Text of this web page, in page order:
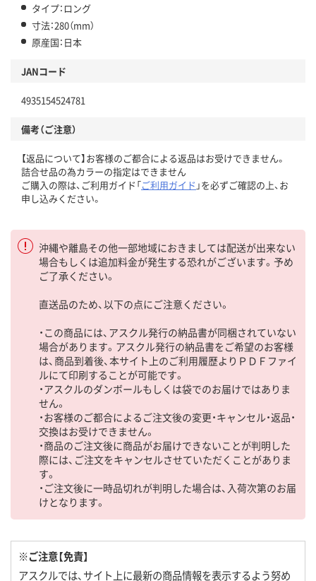
タイプ：ロング
寸法：280（mm）
原産国：日本
JANコード
4935154524781
備考（ご注意）
【返品について】お客様のご都合による返品はお受けできません。
詰合せ品の為カラーの指定はできません
ご購入の際は、ご利用ガイド「ご利用ガイド 」を必ずご確認の上、お
申し込みください。
沖縄や離島その他一部地域におきましては配送が出来ない
場合もしくは追加料金が発生する恐れがございます。予め
ご了承ください。
直送品のため、以下の点にご注意ください。
・この商品には、アスクル発行の納品書が同梱されていない
場合があります。アスクル発行の納品書をご希望のお客様
は、商品到着後、本サイト上のご利用履歴よりＰＤＦファイ
ルにて印刷することが可能です。
・アスクルのダンボールもしくは袋でのお届けではありま
せん。
・お客様のご都合によるご注文後の変更・キャンセル・返品・
交換はお受けできません。
・商品のご注文後に商品がお届けできないことが判明した
際には、ご注文をキャンセルさせていただくことがありま
す。
・ご注文後に一時品切れが判明した場合は、入荷次第のお届
けとなります。
※ご注意【免責】
アスクルでは、サイト上に最新の商品情報を表示するよう努め